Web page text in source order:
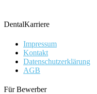
DentalKarriere
Impressum
Kontakt
Datenschutzerklärung
AGB
Für Bewerber